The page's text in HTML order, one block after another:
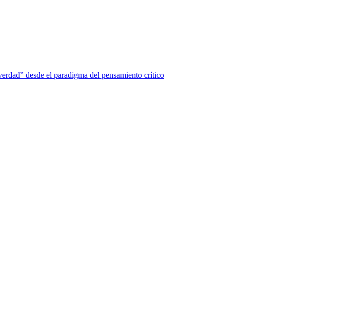
desde el paradigma del pensamiento crítico